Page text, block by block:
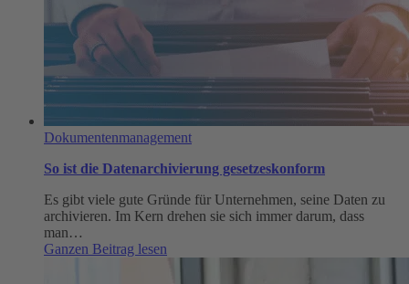
Dokumentenmanagement
So ist die Datenarchivierung gesetzeskonform
Es gibt viele gute Gründe für Unternehmen, seine Daten zu
archivieren. Im Kern drehen sie sich immer darum, dass
man…
Ganzen Beitrag lesen